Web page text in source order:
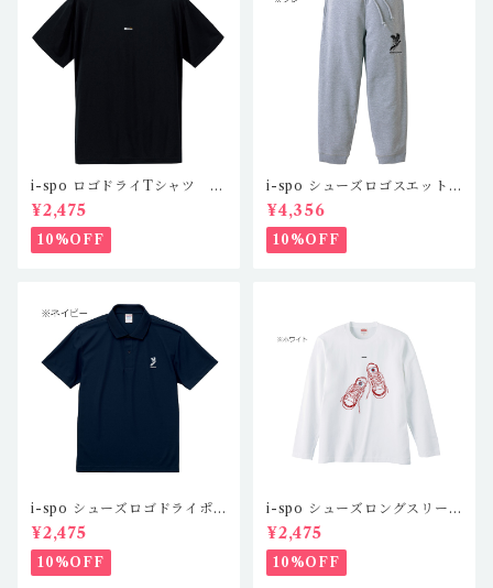
i-spo ロゴドライTシャツ IS
-DT-201,2,3,4（4カラー）
¥2,475
10%OFF
i-spo シューズロゴスエット
パンツ IS-SP-101,2（2カラ
ー）
¥4,356
10%OFF
i-spo シューズロゴドライポ
ロシャツツ IS-DP-101,2,3,
4(4カラー)
¥2,475
10%OFF
i-spo シューズロングスリー
ブTシャツ1 IS-LS-101,2,3,
4（4カラー）
¥2,475
10%OFF